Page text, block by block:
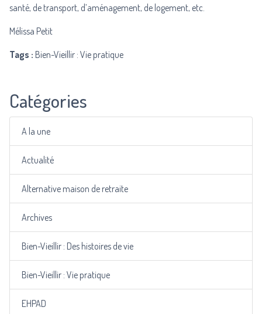
santé, de transport, d’aménagement, de logement, etc.
Mélissa Petit
Tags : Bien-Vieillir : Vie pratique
Catégories
A la une
Actualité
Alternative maison de retraite
Archives
Bien-Vieillir : Des histoires de vie
Bien-Vieillir : Vie pratique
EHPAD